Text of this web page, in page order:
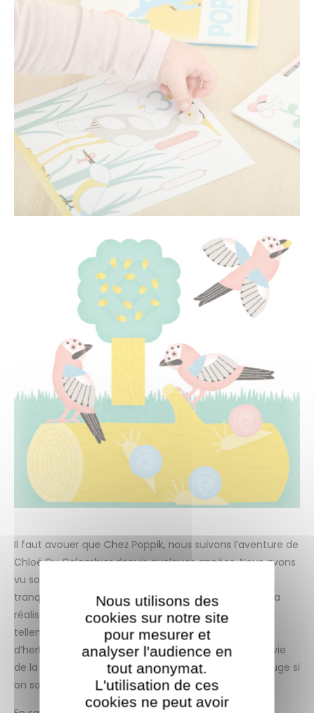
Il faut avouer que Chez Poppik, nous suivons l’aventure de
Chloé Du Colombier depuis quelques années. Nous avons
vu son style d’illustrations prendre forme et éclore
tranquillement. Nous adorons les gommettes qu’elle a
réalisées pour les tout-petits, avec un style naïf et
tellement poétique. Avec Chloé, une petite brindille
d’herbe, c’est tout un poéme. On la regarde, on a envie
de la toucher et on s’attend d’ailleurs à ce qu’elle bouge si
on souffle dessus. Fffffffut !
Nous utilisons des
cookies sur notre site
pour mesurer et
analyser l'audience en
tout anonymat.
L'utilisation de ces
cookies ne peut avoir